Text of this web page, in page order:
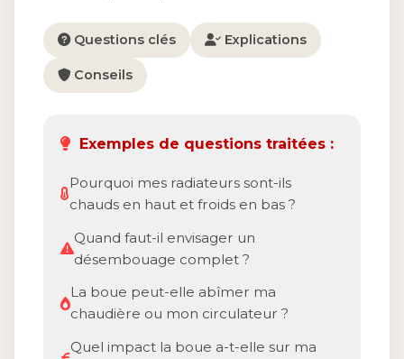
Questions clés Explications
Conseils
Exemples de questions traitées :
Pourquoi mes radiateurs sont-ils
chauds en haut et froids en bas ?
Quand faut-il envisager un
désembouage complet ?
La boue peut-elle abîmer ma
chaudière ou mon circulateur ?
Quel impact la boue a-t-elle sur ma